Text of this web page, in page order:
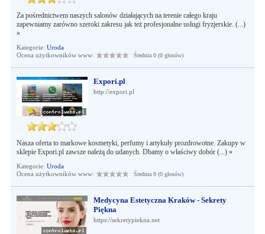
Za pośrednictwem naszych salonów działających na terenie całego kraju
zapewniamy zarówno szeroki zakresu jak też profesjonalne usługi fryzjerskie. (...)
»
Kategorie: Uroda
Ocena użytkowników www:
Średnia 0 (0 głosów)
Expori.pl
http://expori.pl
Nasza oferta to markowe kosmetyki, perfumy i artykuły prozdrowotne. Zakupy w
sklepie Expori.pl zawsze należą do udanych. Dbamy o właściwy dobór (...) »
Kategorie: Uroda
Ocena użytkowników www:
Średnia 0 (0 głosów)
Medycyna Estetyczna Kraków - Sekrety
Piękna
https://sekretypiekna.net